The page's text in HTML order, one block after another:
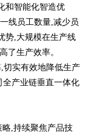
和智能化智造优
线员工数量,减少员
势,大规模在生产线
了生产效率。
切实有效地降低生产
产业链垂直一体化
,持续聚焦产品技